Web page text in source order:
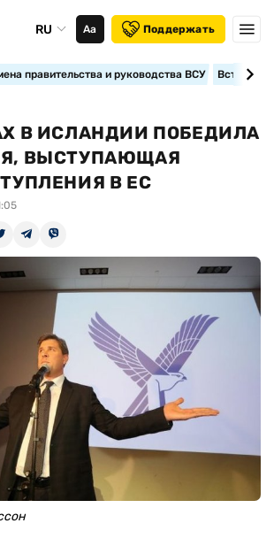
RU Аа Поддержать
правительства и руководства ВСУ
В ИСЛАНДИИ ПОБЕДИЛА
ВЫСТУПАЮЩАЯ
В ЕС